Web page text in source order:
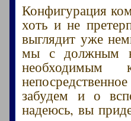
Конфигурация
хоть и не
выглядит уже
мы с должным
забудем и о
надеюсь, вы